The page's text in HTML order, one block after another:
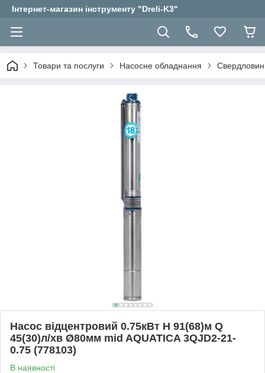
Інтернет-магазин інструменту "Dreli-K3"
Товари та послуги Насосне обладнання
Насос відцентровий 0.75кВт H 91(68)м Q
45(30)л/хв Ø80мм mid AQUATICA 3QJD2-21-
0.75 (778103)
В наявності